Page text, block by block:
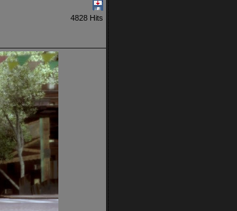
4828 Hits